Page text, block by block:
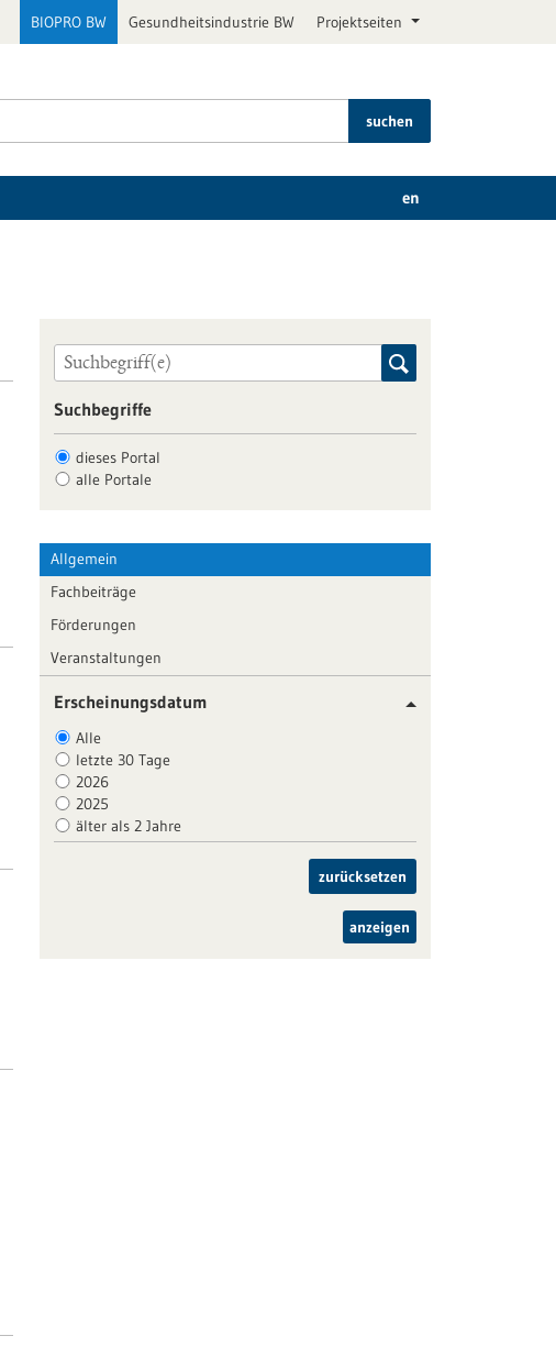
BIOPRO BW Gesundheitsindustrie BW Projektseiten
suchen
en
Suchbegriffe
dieses Portal
alle Portale
Allgemein
Fachbeiträge
Förderungen
Veranstaltungen
Erscheinungsdatum
Alle
letzte 30 Tage
2026
2025
älter als 2 Jahre
zurücksetzen
anzeigen